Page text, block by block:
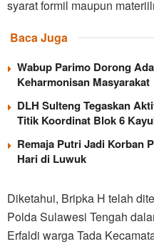
syarat formil maupun
Baca Juga
Wabup Parimo Dorong
Keharmonisan Masyarakat
DLH Sulteng Tegaskan
Titik Koordinat Blok 6
Remaja Putri Jadi Korban
Hari di Luwuk
Diketahui, Bripka H telah
Polda Sulawesi Tengah
Erfaldi warga Tada